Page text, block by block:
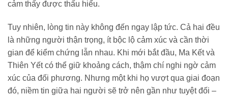
cảm thấy được thấu hiểu.
Tuy nhiên, lòng tin này không đến ngay lập tức. Cả hai đều
là những người thận trọng, ít bộc lộ cảm xúc và cần thời
gian để kiểm chứng lẫn nhau. Khi mới bắt đầu, Ma Kết và
Thiên Yết có thể giữ khoảng cách, thậm chí nghi ngờ cảm
xúc của đối phương. Nhưng một khi họ vượt qua giai đoạn
đó, niềm tin giữa hai người sẽ trở nên gần như tuyệt đối –